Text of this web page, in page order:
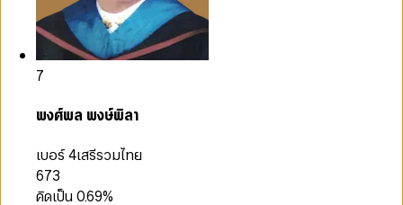
7
พงศ์พล พงษ์พิลา
เบอร์ 4เสรีรวมไทย
673
คิดเป็น0.69%